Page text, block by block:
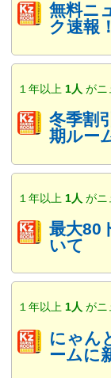
無料ニ
ク速報
１年以上 1人 がニ
冬季割
期ルー
１年以上 1人 がニ
最大80
いて
１年以上 1人 がニ
にゃん
ームに